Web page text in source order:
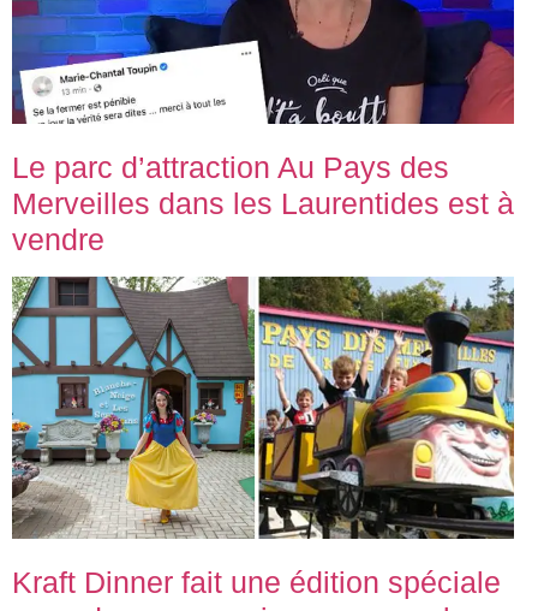
Le parc d’attraction Au Pays des
Merveilles dans les Laurentides est à
vendre
Kraft Dinner fait une édition spéciale